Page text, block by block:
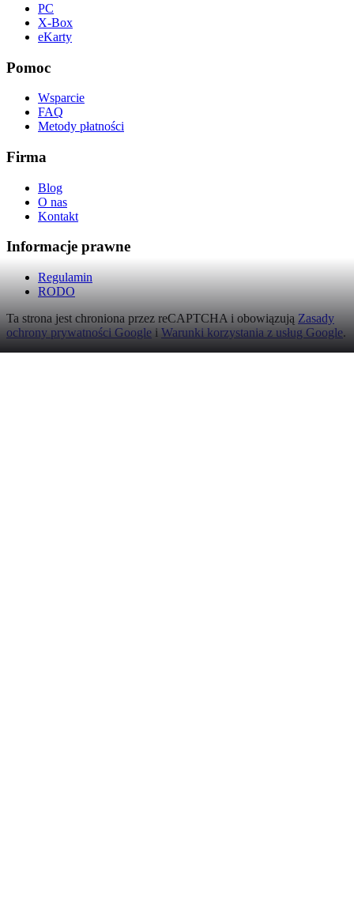
PC
X-Box
eKarty
Pomoc
Wsparcie
FAQ
Metody płatności
Firma
Blog
O nas
Kontakt
Informacje prawne
Regulamin
RODO
Ta strona jest chroniona przez reCAPTCHA i obowiązują Zasady
ochrony prywatności Google i Warunki korzystania z usług Google.